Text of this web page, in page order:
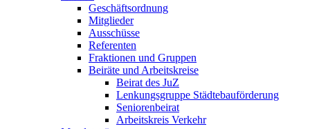
Geschäftsordnung
Mitglieder
Ausschüsse
Referenten
Fraktionen und Gruppen
Beiräte und Arbeitskreise
Beirat des JuZ
Lenkungsgruppe Städtebauförderung
Seniorenbeirat
Arbeitskreis Verkehr